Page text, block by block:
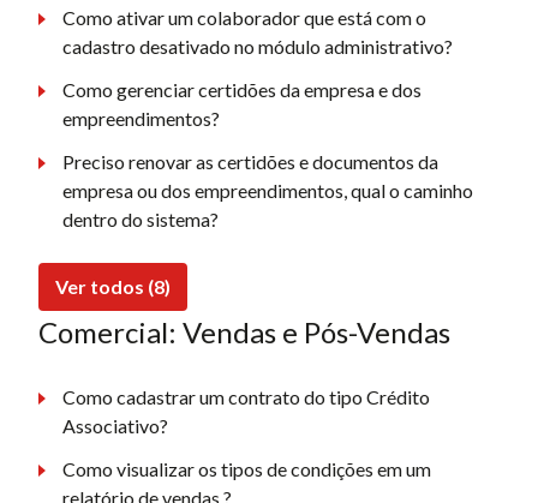
Como ativar um colaborador que está com o
cadastro desativado no módulo administrativo?
Como gerenciar certidões da empresa e dos
empreendimentos?
Preciso renovar as certidões e documentos da
empresa ou dos empreendimentos, qual o caminho
dentro do sistema?
Ver todos (8)
Comercial: Vendas e Pós-Vendas
Como cadastrar um contrato do tipo Crédito
Associativo?
Como visualizar os tipos de condições em um
relatório de vendas ?